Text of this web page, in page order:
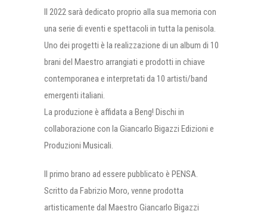
Il 2022 sarà dedicato proprio alla sua memoria con
una serie di eventi e spettacoli in tutta la penisola.
Uno dei progetti è la realizzazione di un album di 10
brani del Maestro arrangiati e prodotti in chiave
contemporanea e interpretati da 10 artisti/band
emergenti italiani.
La produzione è affidata a Beng! Dischi in
collaborazione con la Giancarlo Bigazzi Edizioni e
Produzioni Musicali.
Il primo brano ad essere pubblicato è PENSA.
Scritto da Fabrizio Moro, venne prodotta
artisticamente dal Maestro Giancarlo Bigazzi